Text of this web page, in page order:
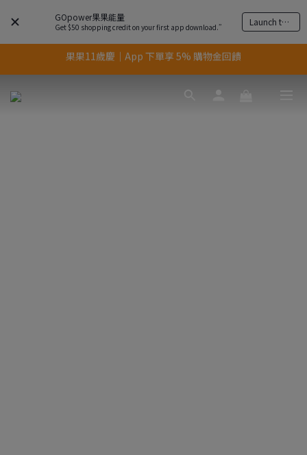
GOpower果果能量
Get $50 shopping credit on your first app download.” Launch the app
果果11歲慶｜App 下單享 5% 購物金回饋
果果11歲慶｜App 下單享 5% 購物金回饋
結帳輸入優惠代碼【gopower】享全單95折優惠！